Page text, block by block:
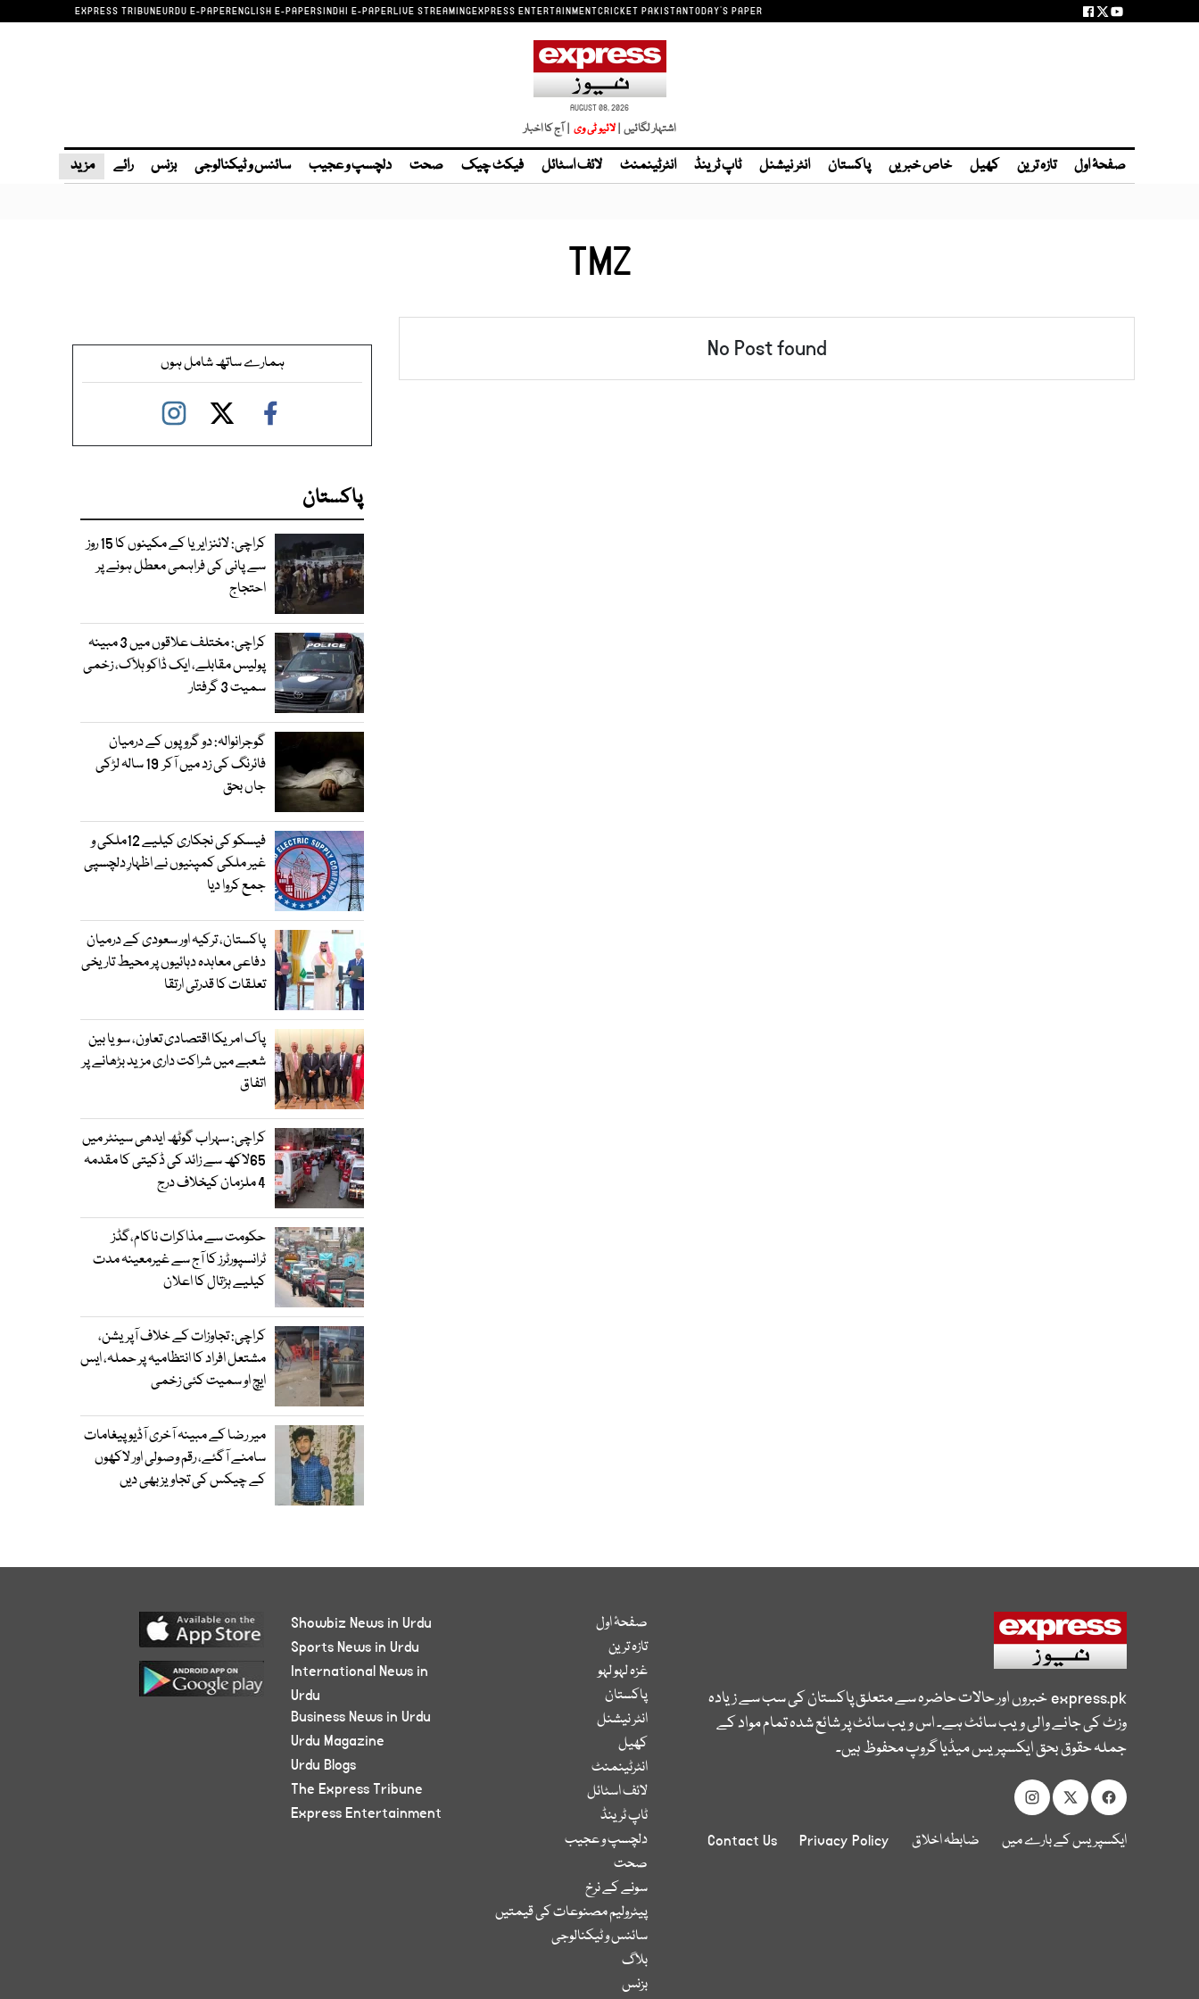
EXPRESS TRIBUNEURDU E-PAPERENGLISH E-PAPERSINDHI E-PAPERLIVE STREAMINGEXPRESS ENTERTAINMENTCRICKET PAKISTANTODAY'S PAPER
AUGUST 08, 2026
اشتہار لگائیں |لائیو ٹی وی | آج کا اخبار
صفحۂ اول تازہ ترین کھیل خاص خبریں پاکستان انٹر نیشنل ٹاپ ٹرینڈ انٹرٹینمنٹ لائف اسٹائل فیکٹ چیک صحت دلچسپ و عجیب سائنس و ٹیکنالوجی بزنس رائے مزید
TMZ
No Post found ہمارے ساتھ شامل ہوں
پاکستان
کراچی: لائنز ایریا کے مکینوں کا 15 روز
سے پانی کی فراہمی معطل ہونے پر
احتجاج
کراچی: مختلف علاقوں میں 3 مبینہ
پولیس مقابلے، ایک ڈاکو ہلاک، زخمی
سمیت 3 گرفتار
گوجرانوالہ: دو گروپوں کے درمیان
فائرنگ کی زد میں آکر 19 سالہ لڑکی
جاں بحق
فیسکو کی نجکاری کیلیے 12ملکی و
غیر ملکی کمپنیوں نے اظہارِ دلچسپی
جمع کروا دیا
پاکستان، ترکیہ اور سعودی کے درمیان
دفاعی معاہدہ دہائیوں پر محیط تاریخی
تعلقات کا قدرتی ارتقا
پاک امریکا اقتصادی تعاون، سویا بین
شعبے میں شراکت داری مزید بڑھانے پر
اتفاق
کراچی: سہراب گوٹھ ایدھی سینٹر میں
65لاکھ سے زائد کی ڈکیتی کا مقدمہ
4 ملزمان کیخلاف درج
حکومت سے مذاکرات ناکام،گڈز
ٹرانسپورٹرز کا آج سے غیرمعینہ مدت
کیلیے ہڑتال کا اعلان
کراچی: تجاوزات کے خلاف آپریشن،
مشتعل افراد کا انتظامیہ پر حملہ، ایس
ایچ او سمیت کئی زخمی
میر رضا کے مبینہ آخری آڈیو پیغامات
سامنے آگئے، رقم وصولی اور لاکھوں
کے چیکس کی تجاویز بھی دیں
express.pkخبروں اور حالات حاضرہ سے متعلق پاکستان کی سب سے زیادہ
وزٹ کی جانے والی ویب سائٹ ہے۔ اس ویب سائٹ پر شائع شدہ تمام مواد کے
جملہ حقوق بحق ایکسپریس میڈیا گروپ محفوظ ہیں۔
ایکسپریس کے بارے میں ضابطہ اخلاق Privacy Policy
Contact Us
صفحۂ اول
تازہ ترین
غزہ لہو لہو
پاکستان
انٹر نیشنل
کھیل
انٹرٹینمنٹ
لائف اسٹائل
ٹاپ ٹرینڈ
دلچسپ و عجیب
صحت
سونے کے نرخ
پیٹرولیم مصنوعات کی قیمتیں
سائنس و ٹیکنالوجی
بلاگ
بزنس
Showbiz News in Urdu
Sports News in Urdu
International News in
Urdu
Business News in Urdu
Urdu Magazine
Urdu Blogs
The Express Tribune
Express Entertainment